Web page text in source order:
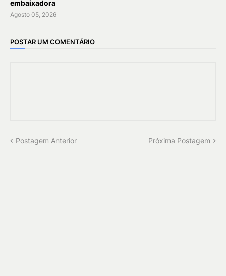
embaixadora
Agosto 05, 2026
POSTAR UM COMENTÁRIO
Postagem Anterior Próxima Postagem